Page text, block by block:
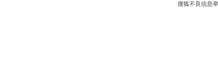
搜狐不良信息